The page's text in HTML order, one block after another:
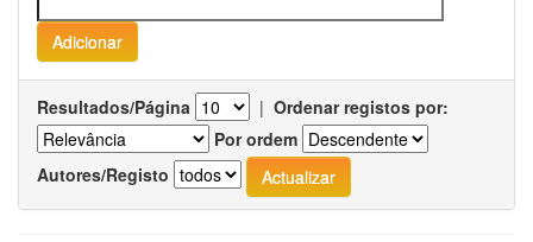
Resultados/Página | Ordenar registos por:
Por ordem
Autores/Registo